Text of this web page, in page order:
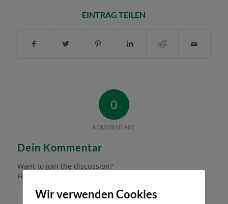
EINTRAG TEILEN
0
KOMMENTARE
Dein Kommentar
Want to join the discussion?
Feel free to contribute!
Wir verwenden Cookies